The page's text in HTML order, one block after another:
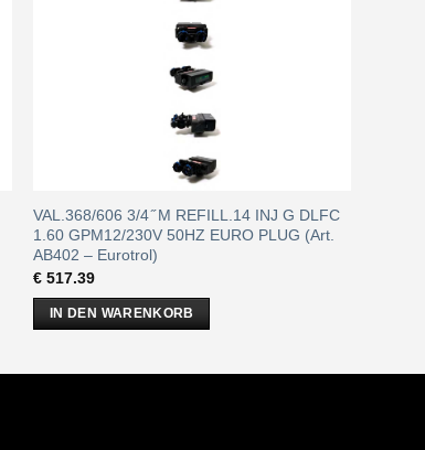
VAL.368/606 3/4 ̋ M REFILL.14 INJ G DLFC
1.60 GPM12/230V 50HZ EURO PLUG (Art.
AB402 – Eurotrol)
€ 517.39
IN DEN WARENKORB